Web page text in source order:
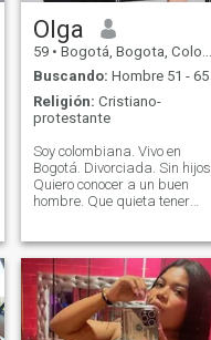
Olga
59 • Bogotá, Bogota, Colombia
Buscando: Hombre 51 - 65
Religión: Cristiano-
protestante
Soy colombiana. Vivo en
Bogotá. Divorciada. Sin hijos.
Quiero conocer a un buen
hombre. Que quieta tener
matrimonio y un hogar.
Bendecido por Dios.